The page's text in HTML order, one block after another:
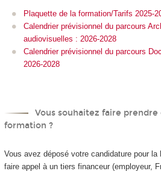
Plaquette de la formation/Tarifs 2025-
Calendrier prévisionnel du parcours
audiovisuelles : 2026-2028
Calendrier prévisionnel du parcours
2026-2028
Vous souhaitez faire
formation ?
Vous avez déposé votre candidature pour
faire appel à un tiers financeur (employeur,